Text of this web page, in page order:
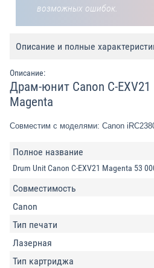
возможных ошибок.
Описание и полные
Описание:
Драм-юнит Canon C-EXV21
Magenta
Совместим с моделями: Canon
Полное название
Drum Unit Canon C-EXV21 Magenta 53
Совместимость
Canon
Тип печати
Лазерная
Тип картриджа